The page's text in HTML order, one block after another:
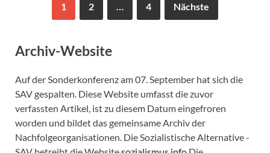
1 2 … 4 Nächste
Archiv-Website
Auf der Sonderkonferenz am 07. September hat sich die
SAV gespalten. Diese Website umfasst die zuvor
verfassten Artikel, ist zu diesem Datum eingefroren
worden und bildet das gemeinsame Archiv der
Nachfolgeorganisationen. Die Sozialistische Alternative -